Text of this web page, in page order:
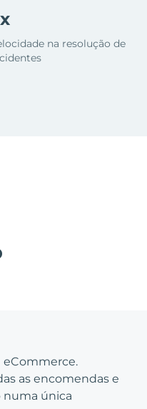
na resolução de
eCommerce.
as encomendas e
numa única